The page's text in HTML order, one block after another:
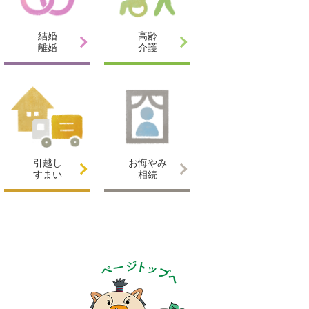
結婚
離婚
高齢
介護
引越し
すまい
お悔やみ
相続